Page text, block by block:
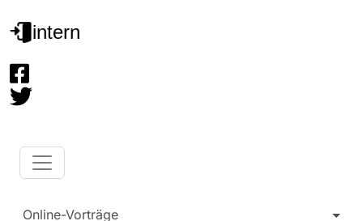
Online-Vorträge